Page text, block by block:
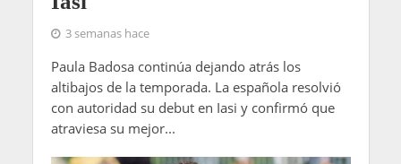
3 semanas hace
Paula Badosa continúa dejando atrás los
altibajos de la temporada. La española resolvió
con autoridad su debut en Iasi y confirmó que
atraviesa su mejor...